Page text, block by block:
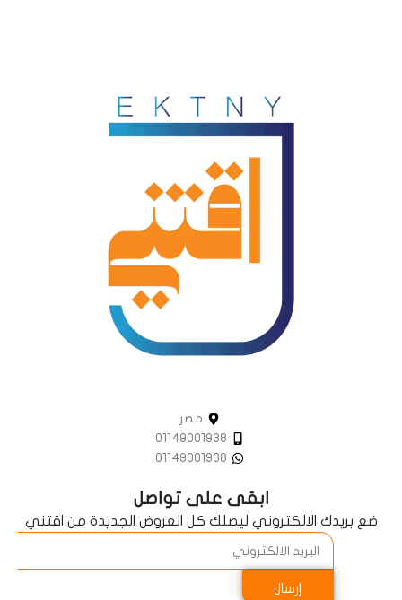
مصر
01149001938
01149001938
ابقى على تواصل
ضع بريدك الالكتروني ليصلك كل العروض الجديدة من اقتني
إرسال